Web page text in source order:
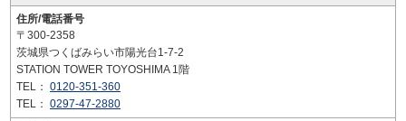
住所/電話番号
〒300-2358
茨城県つくばみらい市陽光台1-7-2
STATION TOWER TOYOSHIMA 1階
TEL： 0120-351-360
TEL： 0297-47-2880